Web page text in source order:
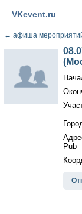
VKevent.ru
← афиша
Pub